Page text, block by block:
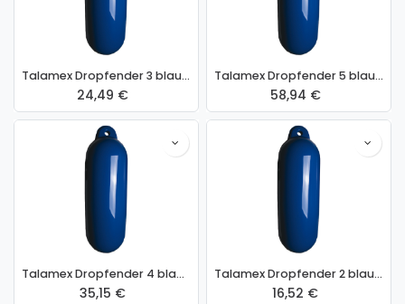
Talamex Dropfender 3 blau Ø 21 x 62 cm
24,49 €
Talamex Dropfender 5 blau Ø 30 x 90 cm
58,94 €
Talamex Dropfender 4 blau Ø 24 x 70 cm
35,15 €
Talamex Dropfender 2 blau Ø 15 x 58 cm
16,52 €